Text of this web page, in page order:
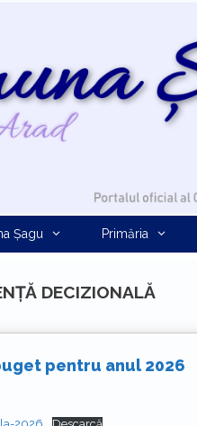
Șagu Primăria
DECIZIONALĂ
pentru anul 2026